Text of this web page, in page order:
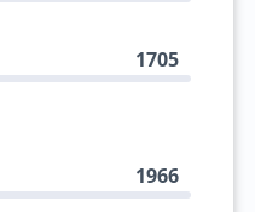
1705
1966